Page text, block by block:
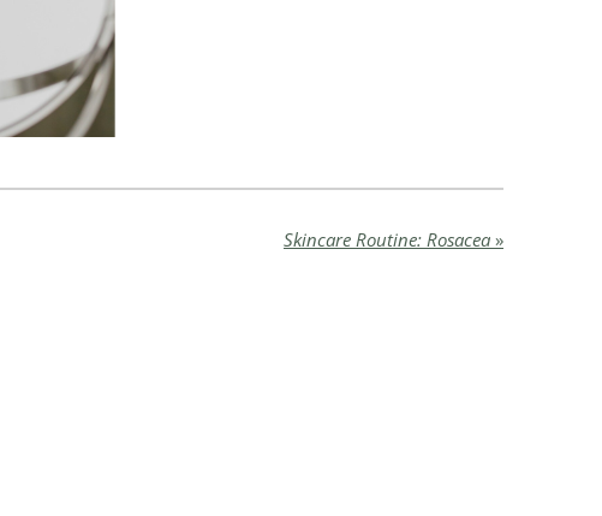
Skincare Routine: Rosacea »